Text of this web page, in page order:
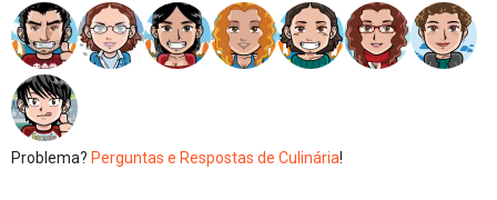
Problema? Perguntas e Respostas de Culinária!